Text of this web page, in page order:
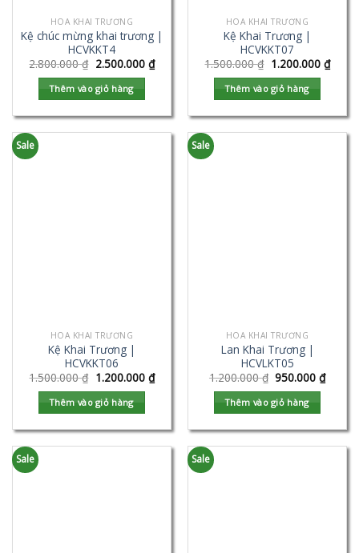
HOA KHAI TRƯƠNG
Kệ chúc mừng khai trương |
HCVKKT4
2.800.000₫ 2.500.000 ₫
Thêm vào giỏ hàng
HOA KHAI TRƯƠNG
Kệ Khai Trương |
HCVKKT07
1.500.000₫ 1.200.000 ₫
Thêm vào giỏ hàng
Sale
HOA KHAI TRƯƠNG
Kệ Khai Trương |
HCVKKT06
1.500.000₫ 1.200.000 ₫
Thêm vào giỏ hàng
Sale
HOA KHAI TRƯƠNG
Lan Khai Trương |
HCVLKT05
1.200.000₫ 950.000₫
Thêm vào giỏ hàng
Sale Sale